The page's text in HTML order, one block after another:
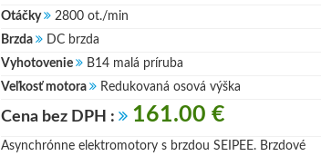
Otáčky
2800 ot./min
Brzda
DC brzda
Vyhotovenie
B14 malá príruba
Veľkosť motora
Redukovaná osová výška
Cena bez DPH : 161.00 €
Asynchrónne elektromotory s brzdou SEIPEE. Brzdové